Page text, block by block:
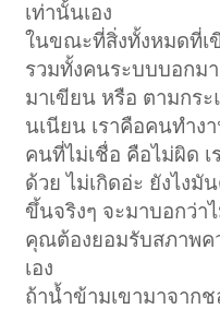
เท่านั้นเอง
ในขณะที่สิ่งทั้งหมดที่เ
รวมทั้งคนระบบบอกม
มาเขียน หรือ ตามกร
นเนียน เราคือคนทำง
คนที่ไม่เชื่อ คือไม่ผิด เ
ด้วย ไม่เกิดอ่ะ ยังไงมั
ขึ้นจริงๆ จะมาบอกว่า
คุณต้องยอมรับสภาพค
เอง
ถ้าน้ำข้ามเขามาจาก